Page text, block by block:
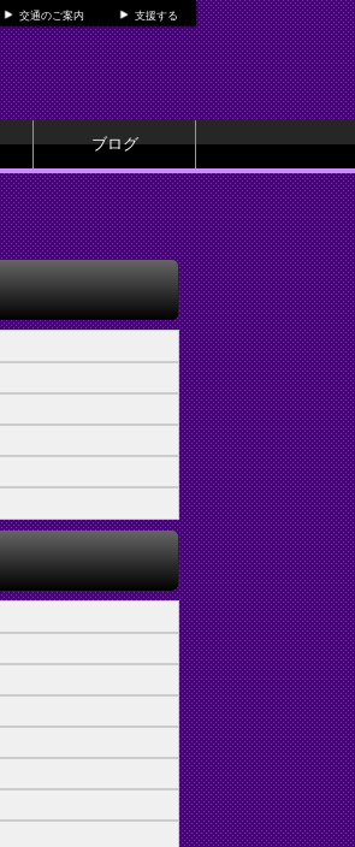
交通のご案内 支援する
ブログ